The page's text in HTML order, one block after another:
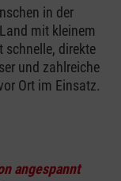
in der
mit kleinem
schnelle, direkte
und zahlreiche
Ort im Einsatz.
angespannt